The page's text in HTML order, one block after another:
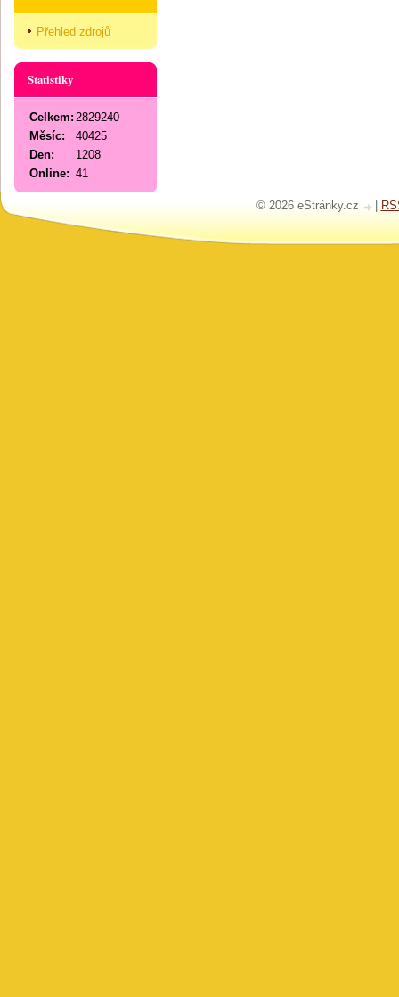
Přehled zdrojů
Statistiky
Online: 41
Celkem: 2829240
Měsíc:
40425
Den:
1208
© 2026 eStránky.cz